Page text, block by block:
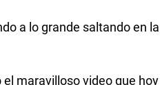
a lo grande saltando en la
maravilloso video que hoy